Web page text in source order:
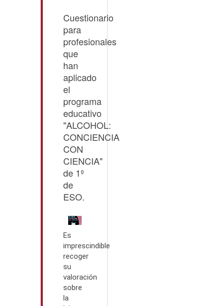
Cuestionario
para
profesionales
que
han
aplicado
el
programa
educativo
"ALCOHOL:
CONCIENCIA
CON
CIENCIA"
de 1º
de
ESO.
Es
imprescindible
recoger
su
valoración
sobre
la